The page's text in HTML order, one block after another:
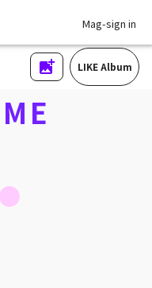
Mag-sign in
LIKE Album